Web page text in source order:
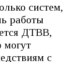
систем,
работы
ДТВВ,
могут
с